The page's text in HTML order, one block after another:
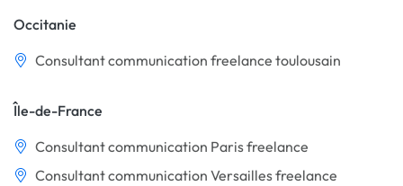
Occitanie
Consultant communication freelance toulousain
Île-de-France
Consultant communication Paris freelance
Consultant communication Versailles freelance